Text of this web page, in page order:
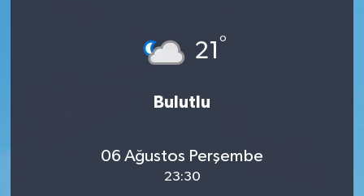
21 °
Bulutlu
06 Ağustos Perşembe
23:30
Magazin